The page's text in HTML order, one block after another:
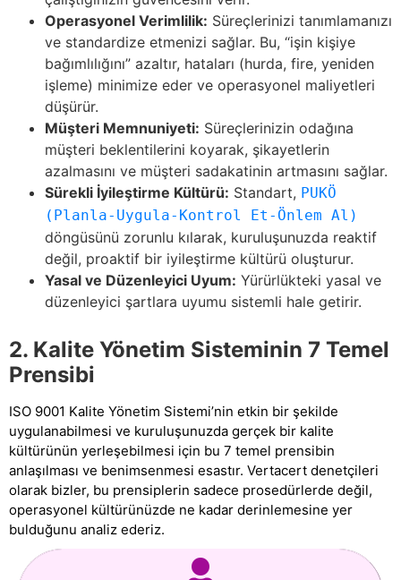
Operasyonel Verimlilik: Süreçlerinizi tanımlamanızı
ve standardize etmenizi sağlar. Bu, “işin kişiye
bağımlılığını” azaltır, hataları (hurda, fire, yeniden
işleme) minimize eder ve operasyonel maliyetleri
düşürür.
Müşteri Memnuniyeti: Süreçlerinizin odağına
müşteri beklentilerini koyarak, şikayetlerin
azalmasını ve müşteri sadakatinin artmasını sağlar.
Sürekli İyileştirme Kültürü: Standart, PUKÖ
(Planla-Uygula-Kontrol Et-Önlem Al)
döngüsünü zorunlu kılarak, kuruluşunuzda reaktif
değil, proaktif bir iyileştirme kültürü oluşturur.
Yasal ve Düzenleyici Uyum: Yürürlükteki yasal ve
düzenleyici şartlara uyumu sistemli hale getirir.
2. Kalite Yönetim Sisteminin 7 Temel
Prensibi
ISO 9001 Kalite Yönetim Sistemi’nin etkin bir şekilde
uygulanabilmesi ve kuruluşunuzda gerçek bir kalite
kültürünün yerleşebilmesi için bu 7 temel prensibin
anlaşılması ve benimsenmesi esastır. Vertacert denetçileri
olarak bizler, bu prensiplerin sadece prosedürlerde değil,
operasyonel kültürünüzde ne kadar derinlemesine yer
bulduğunu analiz ederiz.